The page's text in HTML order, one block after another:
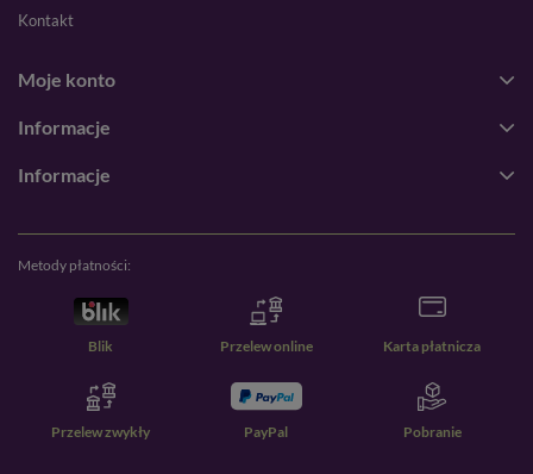
Kontakt
Moje konto
Informacje
Informacje
Metody płatności:
Blik Przelew online Karta płatnicza
Przelew zwykły PayPal Pobranie